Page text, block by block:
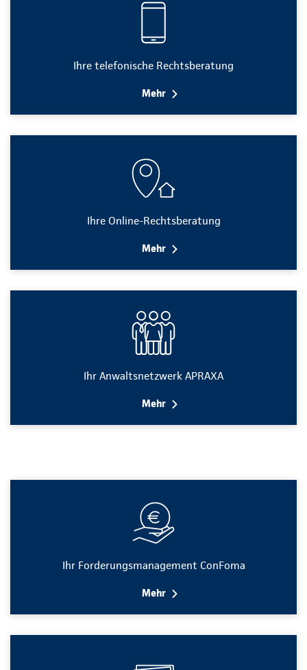
Ihre telefonische Rechtsberatung
Mehr
Ihre Online-Rechtsberatung
Mehr
Ihr Anwaltsnetzwerk APRAXA
Mehr
Ihr Forderungsmanagement ConFoma
Mehr